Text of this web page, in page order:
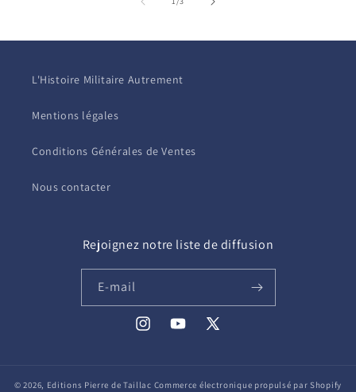
L'Histoire Militaire Autrement
Mentions légales
Conditions Générales de Ventes
Nous contacter
Rejoignez notre liste de diffusion
E-mail
InstagramYouTube
X
© 2026, Editions Pierre de Taillac Commerce électronique propulsé par Shopify